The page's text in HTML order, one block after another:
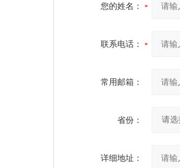
您的姓名：
联系电话：
常用邮箱：
省份：
详细地址：